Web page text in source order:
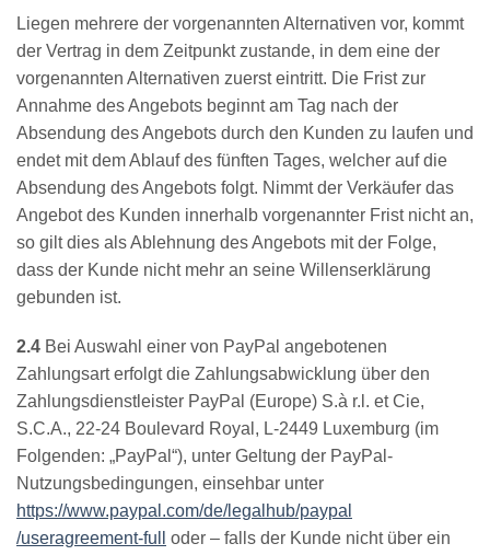
Liegen mehrere der vorgenannten Alternativen vor, kommt
der Vertrag in dem Zeitpunkt zustande, in dem eine der
vorgenannten Alternativen zuerst eintritt. Die Frist zur
Annahme des Angebots beginnt am Tag nach der
Absendung des Angebots durch den Kunden zu laufen und
endet mit dem Ablauf des fünften Tages, welcher auf die
Absendung des Angebots folgt. Nimmt der Verkäufer das
Angebot des Kunden innerhalb vorgenannter Frist nicht an,
so gilt dies als Ablehnung des Angebots mit der Folge,
dass der Kunde nicht mehr an seine Willenserklärung
gebunden ist.
2.4 Bei Auswahl einer von PayPal angebotenen
Zahlungsart erfolgt die Zahlungsabwicklung über den
Zahlungsdienstleister PayPal (Europe) S.à r.l. et Cie,
S.C.A., 22-24 Boulevard Royal, L-2449 Luxemburg (im
Folgenden: „PayPal“), unter Geltung der PayPal-
Nutzungsbedingungen, einsehbar unter
https://www.paypal.com/de/legalhub/paypal
/useragreement-full
oder – falls der Kunde nicht über ein